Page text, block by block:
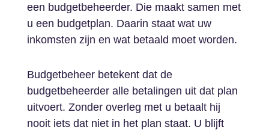
een budgetbeheerder. Die maakt samen met
u een budgetplan. Daarin staat wat uw
inkomsten zijn en wat betaald moet worden.
Budgetbeheer betekent dat de
budgetbeheerder alle betalingen uit dat plan
uitvoert. Zonder overleg met u betaalt hij
nooit iets dat niet in het plan staat. U blijft